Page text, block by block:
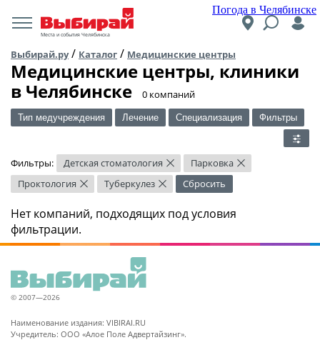
Погода в Челябинске
Места и события Челябинска
Выбирай.ру/ Каталог / Медицинские центры
Медицинские центры, клиники
в Челябинске
​0 компаний
Тип медучреждения Лечение Специализация Фильтры
Фильтры: Детская стоматология × Парковка ×
Проктология × Туберкулез × Сбросить
Нет компаний, подходящих под условия
фильтрации.
© 2007—2026
Наименование издания: VIBIRAI.RU
Учредитель: ООО «Алое Поле Адвертайзинг».